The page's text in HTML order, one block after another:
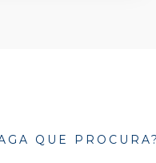
QUE PROCURA?